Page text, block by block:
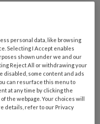
aandacht
personal data, like browsing
Selecting I Accept enables
shown under we and our
Reject All or withdrawing your
disabled, some content and ads
can resurface this menu to
at any time by clicking the
the webpage. Your choices will
details, refer to our Privacy